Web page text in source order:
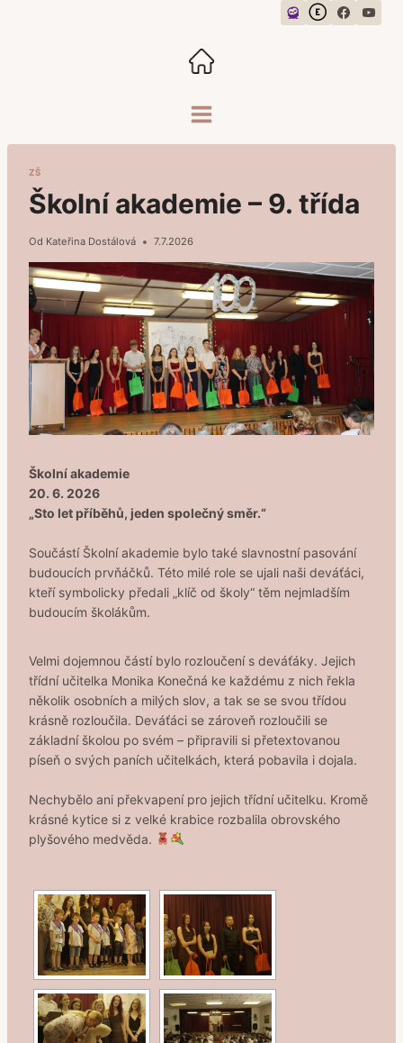
ZŠ
Školní akademie – 9. třída
Od Kateřina Dostálová 7.7.2026
Školní akademie
20. 6. 2026
„Sto let příběhů, jeden společný směr.“
Součástí Školní akademie bylo také slavnostní pasování
budoucích prvňáčků. Této milé role se ujali naši deváťáci,
kteří symbolicky předali „klíč od školy“ těm nejmladším
budoucím školákům.
Velmi dojemnou částí bylo rozloučení s deváťáky. Jejich
třídní učitelka Monika Konečná ke každému z nich řekla
několik osobních a milých slov, a tak se se svou třídou
krásně rozloučila. Deváťáci se zároveň rozloučili se
základní školou po svém – připravili si přetextovanou
píseň o svých paních učitelkách, která pobavila i dojala.
Nechybělo ani překvapení pro jejich třídní učitelku. Kromě
krásné kytice si z velké krabice rozbalila obrovského
plyšového medvěda.